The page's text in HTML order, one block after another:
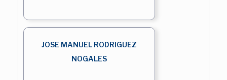
JOSE MANUEL RODRIGUEZ
NOGALES